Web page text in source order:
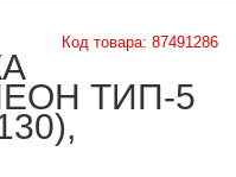
Код товара: 87491286
ТИП-5